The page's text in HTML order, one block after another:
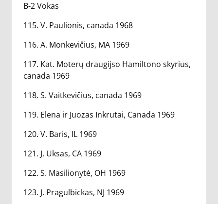
B-2 Vokas
115. V. Paulionis, canada 1968
116. A. Monkevičius, MA 1969
117. Kat. Moterų draugijso Hamiltono skyrius,
canada 1969
118. S. Vaitkevičius, canada 1969
119. Elena ir Juozas Inkrutai, Canada 1969
120. V. Baris, IL 1969
121. J. Uksas, CA 1969
122. S. Masilionytė, OH 1969
123. J. Pragulbickas, NJ 1969